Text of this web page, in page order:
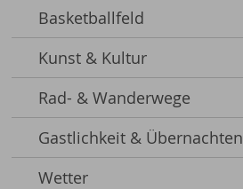
Basketballfeld
Kunst & Kultur
Rad- & Wanderwege
Gastlichkeit & Übernachten
Wetter